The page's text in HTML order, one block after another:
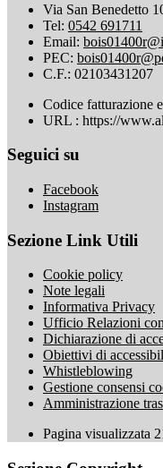
Via San Benedetto
Tel: 0542 691711
Email:
PEC:
C.F.: 02103431207
Codice fatturazione
URL : https://
Seguici su
Facebook
Instagram
Sezione Link Utili
Cookie policy
Note legali
Informativa Privacy
Ufficio Relazioni
Dichiarazione di
Obiettivi di
Whistleblowing
Gestione consensi
Amministrazione
Pagina visualizzata